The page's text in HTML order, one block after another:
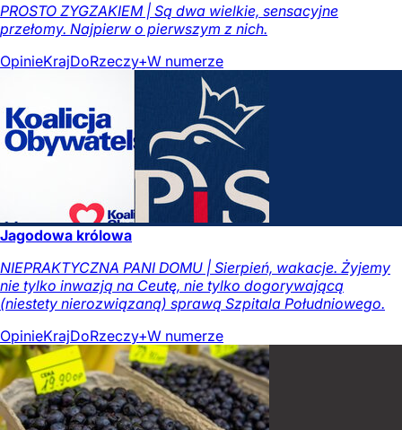
PROSTO ZYGZAKIEM | Są dwa wielkie, sensacyjne
przełomy. Najpierw o pierwszym z nich.
OpinieKrajDoRzeczy+W numerze
Jagodowa królowa
NIEPRAKTYCZNA PANI DOMU | Sierpień, wakacje. Żyjemy
nie tylko inwazją na Ceutę, nie tylko dogorywającą
(niestety nierozwiązaną) sprawą Szpitala Południowego.
OpinieKrajDoRzeczy+W numerze